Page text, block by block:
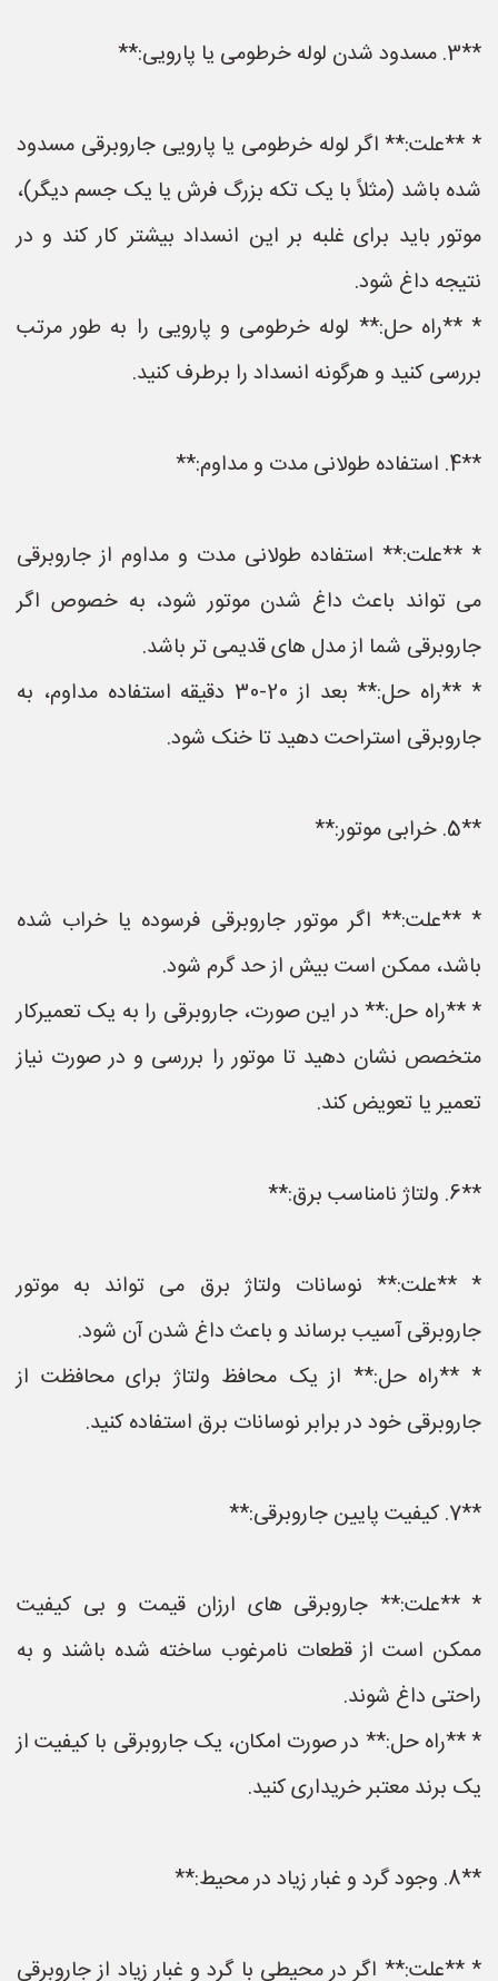
**3. مسدود شدن لوله خرطومی یا پارویی:**
* **علت:** اگر لوله خرطومی یا پارویی جاروبرقی مسدود
شده باشد (مثلاً با یک تکه بزرگ فرش یا یک جسم دیگر)،
موتور باید برای غلبه بر این انسداد بیشتر کار کند و در
نتیجه داغ شود.
* **راه حل:** لوله خرطومی و پارویی را به طور مرتب
بررسی کنید و هرگونه انسداد را برطرف کنید.
**4. استفاده طولانی مدت و مداوم:**
* **علت:** استفاده طولانی مدت و مداوم از جاروبرقی
می تواند باعث داغ شدن موتور شود، به خصوص اگر
جاروبرقی شما از مدل های قدیمی تر باشد.
* **راه حل:** بعد از 20-30 دقیقه استفاده مداوم، به
جاروبرقی استراحت دهید تا خنک شود.
**5. خرابی موتور:**
* **علت:** اگر موتور جاروبرقی فرسوده یا خراب شده
باشد، ممکن است بیش از حد گرم شود.
* **راه حل:** در این صورت، جاروبرقی را به یک تعمیرکار
متخصص نشان دهید تا موتور را بررسی و در صورت نیاز
تعمیر یا تعویض کند.
**6. ولتاژ نامناسب برق:**
* **علت:** نوسانات ولتاژ برق می تواند به موتور
جاروبرقی آسیب برساند و باعث داغ شدن آن شود.
* **راه حل:** از یک محافظ ولتاژ برای محافظت از
جاروبرقی خود در برابر نوسانات برق استفاده کنید.
**7. کیفیت پایین جاروبرقی:**
* **علت:** جاروبرقی های ارزان قیمت و بی کیفیت
ممکن است از قطعات نامرغوب ساخته شده باشند و به
راحتی داغ شوند.
* **راه حل:** در صورت امکان، یک جاروبرقی با کیفیت از
یک برند معتبر خریداری کنید.
**8. وجود گرد و غبار زیاد در محیط:**
* **علت:** اگر در محیطی با گرد و غبار زیاد از جاروبرقی